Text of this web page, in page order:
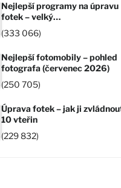
Nejlepší programy na úpravu
fotek – velký…
(333 066)
Nejlepší fotomobily – pohled
fotografa (červenec 2026)
(250 705)
Úprava fotek – jak ji
10 vteřin
(229 832)